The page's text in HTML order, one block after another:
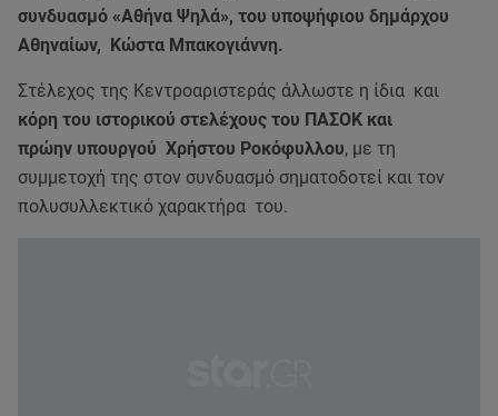
συνδυασμό «Αθήνα Ψηλά», του υποψήφιου δημάρχου
Αθηναίων, Κώστα Μπακογιάννη.
Στέλεχος της Κεντροαριστεράς άλλωστε η ίδια και
κόρη του ιστορικού στελέχους του ΠΑΣΟΚ και
πρώην υπουργού Χρήστου Ροκόφυλλου, με τη
συμμετοχή της στον συνδυασμό σηματοδοτεί και τον
πολυσυλλεκτικό χαρακτήρα του.